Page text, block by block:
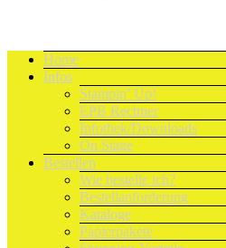
Home
Infos
Stampin’ Up!
EPB Rechner
Infothek/Downloads
On Stage
Bestellen
Wie bestelle ich?
Bestellanforderung
Kataloge
Papierpakete